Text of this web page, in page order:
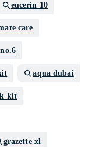
eucerin 10
care
aqua dubai
kit
grazette xl